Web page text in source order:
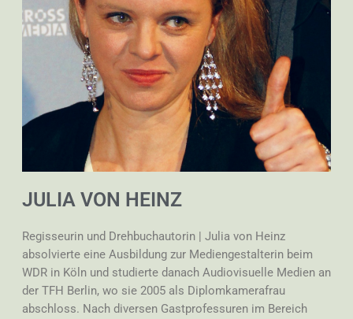
JULIA VON HEINZ
Regisseurin und Drehbuchautorin | Julia von Heinz
absolvierte eine Ausbildung zur Mediengestalterin beim
WDR in Köln und studierte danach Audiovisuelle Medien an
der TFH Berlin, wo sie 2005 als Diplomkamerafrau
abschloss. Nach diversen Gastprofessuren im Bereich